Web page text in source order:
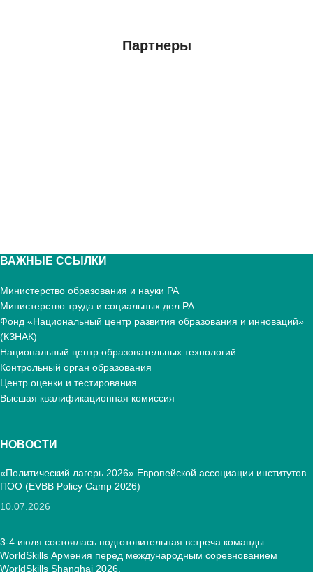
Партнеры
ВАЖНЫЕ ССЫЛКИ
Министерство образования и науки РА
Министерство труда и социальных дел РА
Фонд «Национальный центр развития образования и инноваций»
(КЗНАК)
Национальный центр образовательных технологий
Контрольный орган образования
Центр оценки и тестирования
Высшая квалификационная комиссия
НОВОСТИ
«Политический лагерь 2026» Европейской ассоциации институтов
ПОО (EVBB Policy Camp 2026)
10.07.2026
3-4 июля состоялась подготовительная встреча команды
WorldSkills Армения перед международным соревнованием
WorldSkills Shanghai 2026.